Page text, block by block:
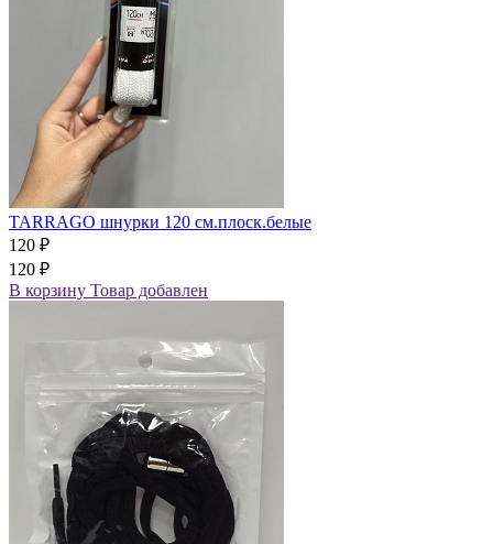
TARRAGO шнурки 120 см.плоск.белые
120 ₽
120 ₽
В корзину Товар добавлен